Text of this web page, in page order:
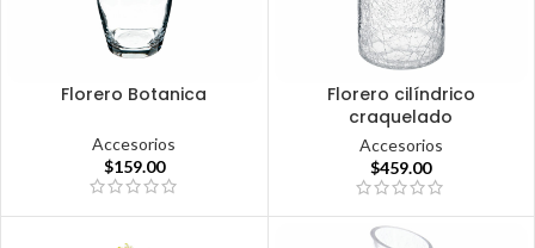
Florero Botanica
Accesorios
$159.00
Florero cilíndrico
craquelado
Accesorios
$459.00